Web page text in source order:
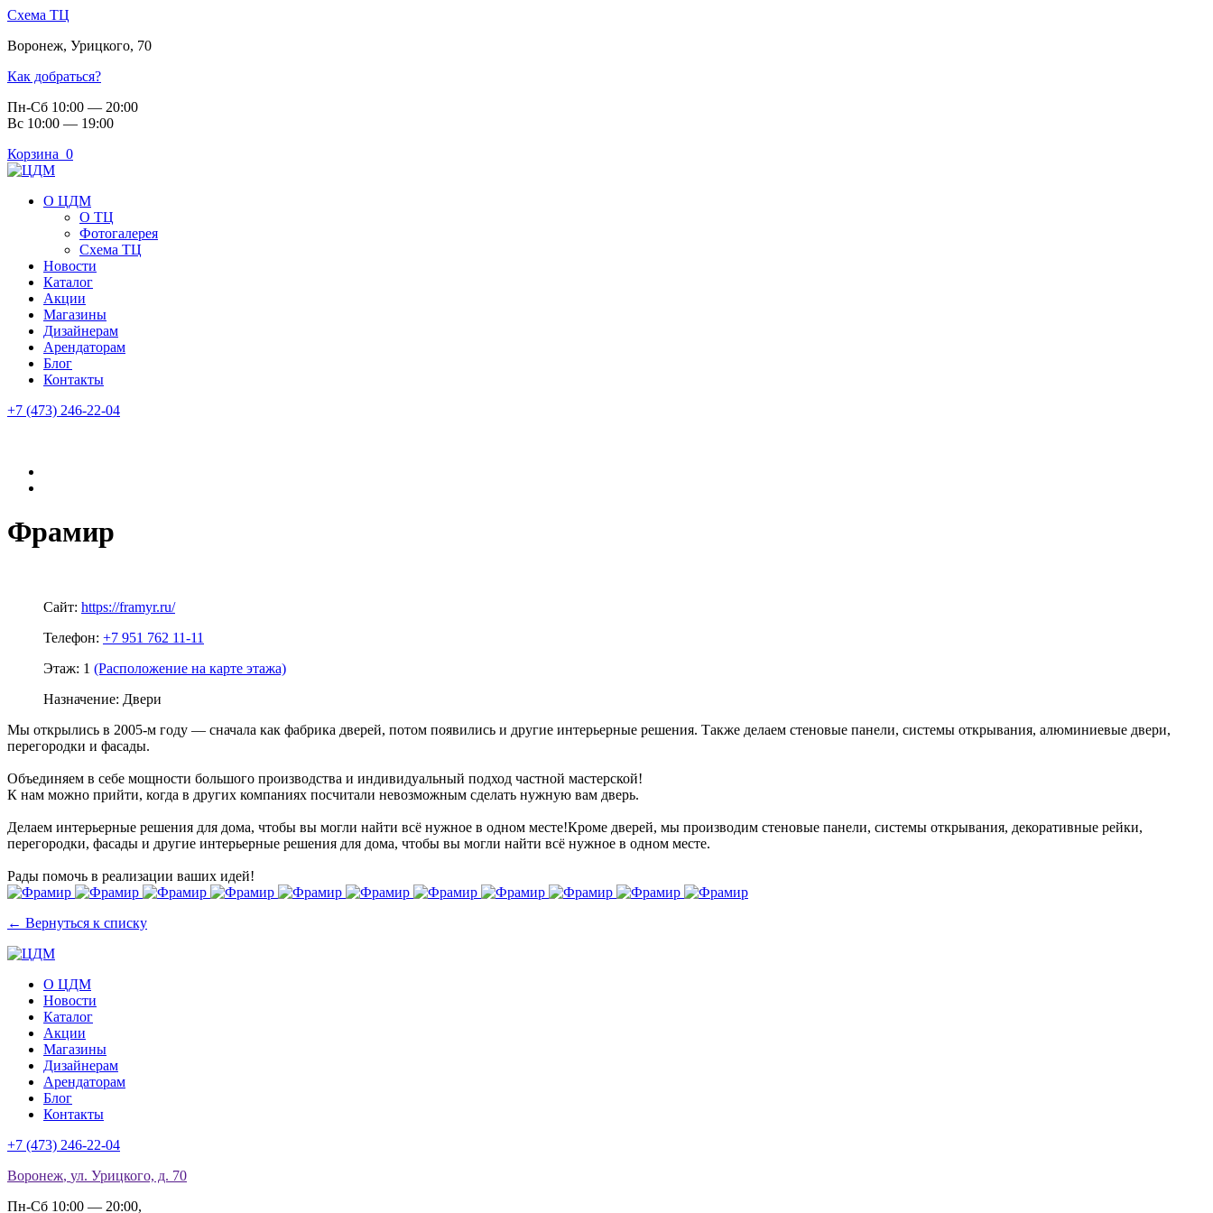
Схема ТЦ
Воронеж, Урицкого, 70
Как добраться?
Пн-Сб 10:00 — 20:00
Вс 10:00 — 19:00
Корзина 0
О ЦДМ
О ТЦ
Фотогалерея
Схема ТЦ
Новости
Каталог
Акции
Магазины
Дизайнерам
Арендаторам
Блог
Контакты
+7 (473) 246-22-04
Фрамир
Сайт: https://framyr.ru/
Телефон: +7 951 762 11-11
Этаж: 1 (Расположение на карте этажа)
Назначение: Двери
Мы открылись в 2005-м году — сначала как фабрика дверей, потом появились и другие интерьерные решения. Также делаем стеновые панели, системы открывания, алюминиевые двери,
перегородки и фасады.
Объединяем в себе мощности большого производства и индивидуальный подход частной мастерской!
К нам можно прийти, когда в других компаниях посчитали невозможным сделать нужную вам дверь.
Делаем интерьерные решения для дома, чтобы вы могли найти всё нужное в одном месте!Кроме дверей, мы производим стеновые панели, системы открывания, декоративные рейки,
перегородки, фасады и другие интерьерные решения для дома, чтобы вы могли найти всё нужное в одном месте.
Рады помочь в реализации ваших идей!
← Вернуться к списку
О ЦДМ
Новости
Каталог
Акции
Магазины
Дизайнерам
Арендаторам
Блог
Контакты
+7 (473) 246-22-04
Воронеж, ул. Урицкого, д. 70
Пн-Сб 10:00 — 20:00,